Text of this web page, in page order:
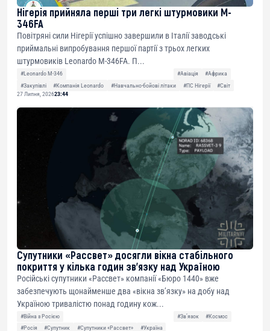
Нігерія прийняла перші три легкі штурмовики M-
346FA
Повітряні сили Нігерії успішно завершили в Італії заводські
приймальні випробування першої партії з трьох легких
штурмовиків Leonardo M-346FA. П...
#Leonardo M-346 #Авіація
#Африка
#Закупівлі
#Компанія Leonardo #Навчально-бойові літаки #ПС Нігерії
#Світ
27 Липня, 202623:44
Супутники «Рассвет» досягли вікна стабільного
покриття у кілька годин зв’язку над Україною
Російські супутники «Рассвет» компанії «Бюро 1440» вже
забезпечують щонайменше два «вікна зв’язку» на добу над
Україною тривалістю понад годину кож...
#Війна з Росією #Звʼязок
#Космос
#Росія
#Супутник #Супутники «Рассвет» #Україна